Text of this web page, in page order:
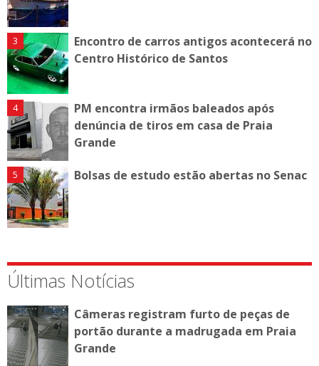
Encontro de carros antigos acontecerá no
Centro Histórico de Santos
PM encontra irmãos baleados após
denúncia de tiros em casa de Praia
Grande
Bolsas de estudo estão abertas no Senac
Últimas Notícias
Câmeras registram furto de peças de
portão durante a madrugada em Praia
Grande